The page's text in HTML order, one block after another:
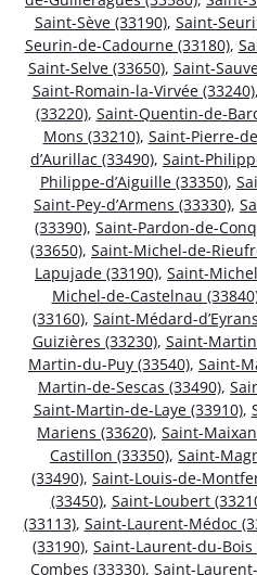
Saint-Sève (33190), Saint-
Seurin-de-Cadourne (33180),
Saint-Selve (33650), Saint-
Saint-Romain-la-Virvée (33240),
(33220), Saint-Quentin-de-
Mons (33210), Saint-Pierre-
d’Aurillac (33490), Saint-
Philippe-d’Aiguille (33350),
Saint-Pey-d’Armens (33330),
(33390), Saint-Pardon-de-
(33650), Saint-Michel-de-
Lapujade (33190), Saint-
Michel-de-Castelnau
(33160), Saint-Médard-
Guizières (33230), Saint-
Martin-du-Puy (33540), Saint-
Martin-de-Sescas (33490),
Saint-Martin-de-Laye (33910),
Mariens (33620), Saint-
Castillon (33350), Saint-
(33490), Saint-Louis-de-
(33450), Saint-Loubert
(33113), Saint-Laurent-Médoc
(33190), Saint-Laurent-du-Bois
Combes (33330), Saint-